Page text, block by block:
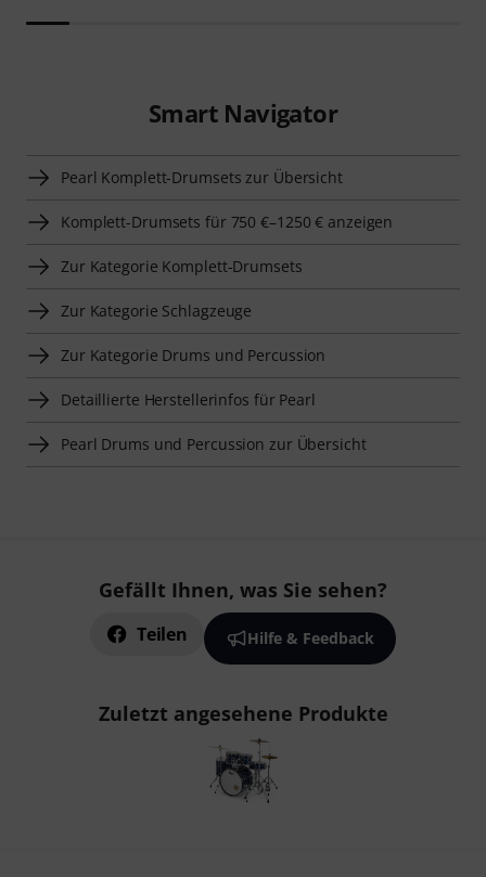
Smart Navigator
Pearl Komplett-Drumsets zur Übersicht
Komplett-Drumsets für 750 €–1250 € anzeigen
Zur Kategorie Komplett-Drumsets
Zur Kategorie Schlagzeuge
Zur Kategorie Drums und Percussion
Detaillierte Herstellerinfos für Pearl
Pearl Drums und Percussion zur Übersicht
Gefällt Ihnen, was Sie sehen?
Teilen Hilfe & Feedback
Zuletzt angesehene Produkte